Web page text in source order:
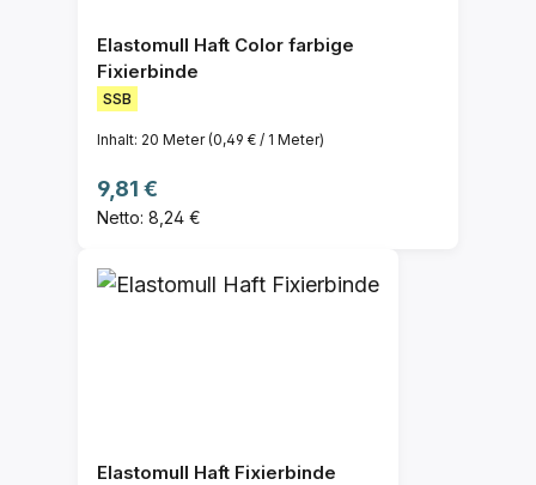
Elastomull Haft Color farbige
Fixierbinde
SSB
Inhalt: 20 Meter(0,49 € / 1 Meter)
Regulärer Preis:
9,81 €
Netto: 8,24 €
Elastomull Haft Fixierbinde